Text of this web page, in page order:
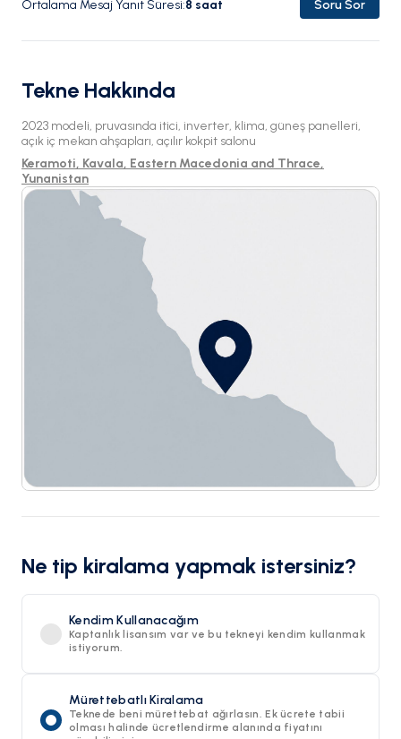
Ortalama Mesaj Yanıt Süresi:8 saat Soru Sor
Tekne Hakkında
2023 modeli, pruvasında itici, inverter, klima, güneş panelleri,
açık iç mekan ahşapları, açılır kokpit salonu
Keramoti, Kavala, Eastern Macedonia and Thrace,
Yunanistan
Ne tip kiralama yapmak istersiniz?
Kendim Kullanacağım
Kaptanlık lisansım var ve bu tekneyi kendim kullanmak
istiyorum.
Mürettebatlı Kiralama
Teknede beni mürettebat ağırlasın. Ek ücrete tabii
olması halinde ücretlendirme alanında fiyatını